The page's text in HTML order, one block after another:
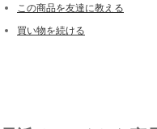
この商品を友達に教える
買い物を続ける